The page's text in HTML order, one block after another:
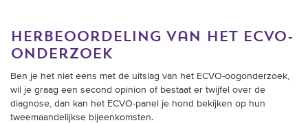
herbeoordeling van het ecvo-
onderzoek
Ben je het niet eens met de uitslag van het ECVO-oogonderzoek,
wil je graag een second opinion of bestaat er twijfel over de
diagnose, dan kan het ECVO-panel je hond bekijken op hun
tweemaandelijkse bijeenkomsten.